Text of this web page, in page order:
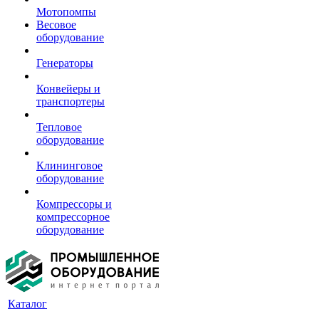
Мотопомпы
Весовое
оборудование
Генераторы
Конвейеры и
транспортеры
Тепловое
оборудование
Клининговое
оборудование
Компрессоры и
компрессорное
оборудование
Каталог